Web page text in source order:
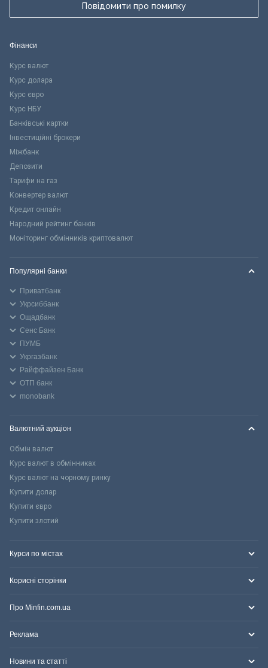
Повідомити про помилку
Фінанси
Курс валют
Курс долара
Курс євро
Курс НБУ
Банківські картки
Інвестиційні брокери
Міжбанк
Депозити
Тарифи на газ
Конвертер валют
Кредит онлайн
Народний рейтинг банків
Моніторинг обмінників криптовалют
Популярні банки
Приватбанк
Укрсиббанк
Ощадбанк
Сенс Банк
ПУМБ
Укргазбанк
Райффайзен Банк
ОТП банк
monobank
Валютний аукціон
Обмін валют
Курс валют в обмінниках
Курс валют на чорному ринку
Купити долар
Купити євро
Купити злотий
Курси по містах
Корисні сторінки
Про Minfin.com.ua
Реклама
Новини та статті